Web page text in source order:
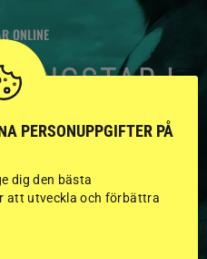
ONLINE
I
MED
FAKTA
PERSONUPPGIFTER PÅ
dig den bästa
att utveckla och förbättra